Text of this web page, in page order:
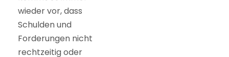
wieder vor, dass
Schulden und
Forderungen nicht
rechtzeitig oder